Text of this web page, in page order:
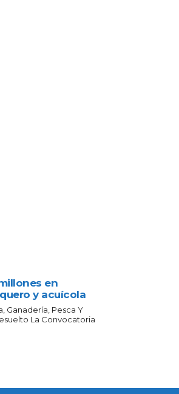
en
y acuícola
Ganadería, Pesca Y
La Convocatoria